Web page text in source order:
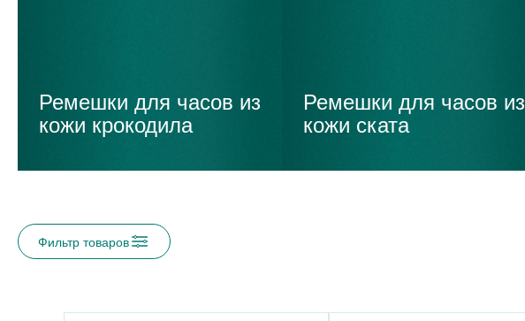
Ремешки для часов из
кожи крокодила
Ремешки для часов из
кожи ската
Фильтр товаров